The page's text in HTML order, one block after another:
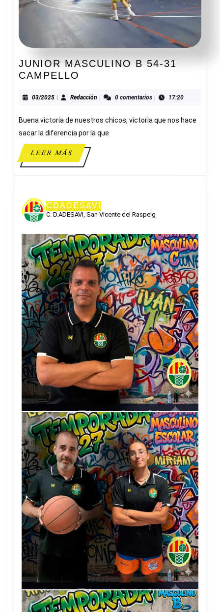
JUNIOR MASCULINO B 54-31
CAMPELLO
B
31
CAMPELLO
03/202503/2025Redacción Redacción0 comentarios 17:20
Buena victoria de nuestros chicos, victoria que nos hace
sacar la diferencia por la que
LEER MÁSLEER
MÁS
CDADESAVI
C. D.ADESAVI, San Vicente del Raspeig